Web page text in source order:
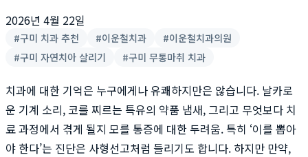
2026년 4월 22일
#구미 치과 추천 #이운철치과 #이운철치과의원
#구미 자연치아 살리기 #구미 무통마취 치과
치과에 대한 기억은 누구에게나 유쾌하지만은 않습니다. 날카로
운 기계 소리, 코를 찌르는 특유의 약품 냄새, 그리고 무엇보다 치
료 과정에서 겪게 될지 모를 통증에 대한 두려움. 특히 ‘이를 뽑아
야 한다’는 진단은 사형선고처럼 들리기도 합니다. 하지만 만약,